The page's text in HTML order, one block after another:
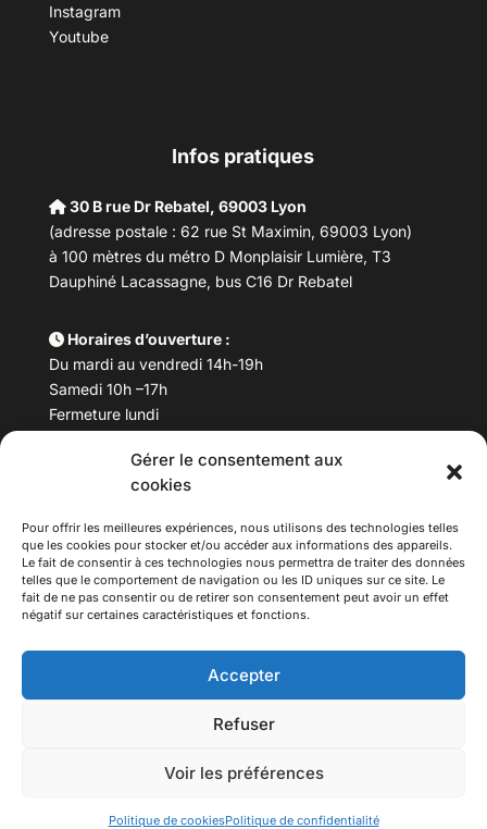
Gérer le consentement aux
cookies
Pour offrir les meilleures expériences, nous utilisons des technologies telles
que les cookies pour stocker et/ou accéder aux informations des appareils.
Le fait de consentir à ces technologies nous permettra de traiter des données
telles que le comportement de navigation ou les ID uniques sur ce site. Le
fait de ne pas consentir ou de retirer son consentement peut avoir un effet
négatif sur certaines caractéristiques et fonctions.
Accepter
Refuser
Voir les préférences
Politique de cookiesPolitique de confidentialité
Instagram
Youtube
Infos pratiques
30 B rue Dr Rebatel, 69003 Lyon
(adresse postale : 62 rue St Maximin, 69003 Lyon)
à 100 mètres du métro D Monplaisir Lumière, T3
Dauphiné Lacassagne, bus C16 Dr Rebatel
Horaires d’ouverture :
Du mardi au vendredi 14h-19h
Samedi 10h –17h
Fermeture lundi
Téléphone : 04 78 53 06 40
maisondesculturesasiatiques@asiexpo.com
Tous droits réservés.